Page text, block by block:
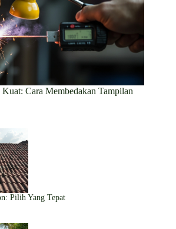
Cara Membedakan Tampilan
Pilih Yang Tepat